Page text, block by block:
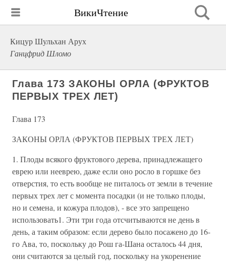
ВикиЧтение
Кицур Шульхан Арух
Ганцфрид Шломо
Глава 173 ЗАКОНЫ ОРЛА (ФРУКТОВ
ПЕРВЫХ ТРЕХ ЛЕТ)
Глава 173
ЗАКОНЫ ОРЛА (ФРУКТОВ ПЕРВЫХ ТРЕХ ЛЕТ)
1. Плоды всякого фруктового дерева, принадлежащего
еврею или нееврею, даже если оно росло в горшке без
отверстия, то есть вообще не питалось от земли в течение
первых трех лет с момента посадки (и не только плоды,
но и семена, и кожура плодов), - все это запрещено
использовать1. Эти три года отсчитываются не день в
день, а таким образом: если дерево было посажено до 16-
го Ава, то, поскольку до Рош га-Шана осталось 44 дня,
они считаются за целый год, поскольку на укоренение